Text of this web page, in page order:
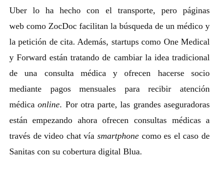
Uber lo ha hecho con el transporte, pero páginas
web como ZocDoc facilitan la búsqueda de un médico y
la petición de cita. Además, startups como One Medical
y Forward están tratando de cambiar la idea tradicional
de una consulta médica y ofrecen hacerse socio
mediante pagos mensuales para recibir atención
médicaonline. Por otra parte, las grandes aseguradoras
están empezando ahora ofrecen consultas médicas a
través de video chat vía smartphone como es el caso de
Sanitas con su cobertura digital Blua.